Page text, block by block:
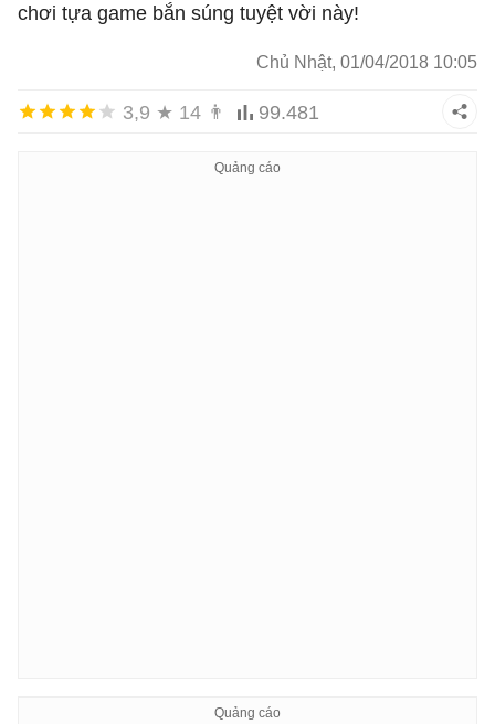
chơi tựa game bắn súng tuyệt vời này!
Chủ Nhật, 01/04/2018 10:05
3,9 ★ 14 👨 99.481